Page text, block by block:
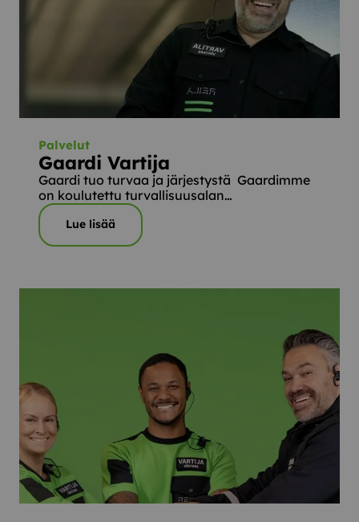
Palvelut
Gaardi Vartija
Gaardi tuo turvaa ja järjestystä Gaardimme
on koulutettu turvallisuusalan…
Lue lisää